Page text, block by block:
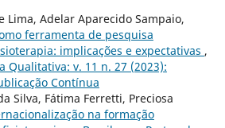
Lima, Adelar Aparecido Sampaio,
ferramenta de pesquisa
implicações e expectativas ,
Qualitativa: v. 11 n. 27 (2023):
Contínua
Silva, Fátima Ferretti, Preciosa
na formação